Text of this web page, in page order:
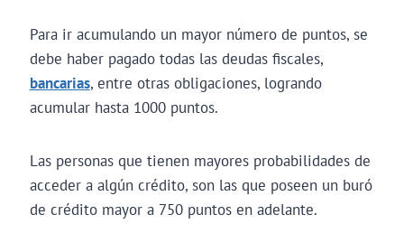
Para ir acumulando un mayor número de puntos, se
debe haber pagado todas las deudas fiscales,
bancarias, entre otras obligaciones, logrando
acumular hasta 1000 puntos.
Las personas que tienen mayores probabilidades de
acceder a algún crédito, son las que poseen un buró
de crédito mayor a 750 puntos en adelante.